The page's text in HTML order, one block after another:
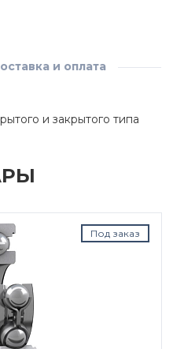
и оплата
и закрытого типа
Под заказ